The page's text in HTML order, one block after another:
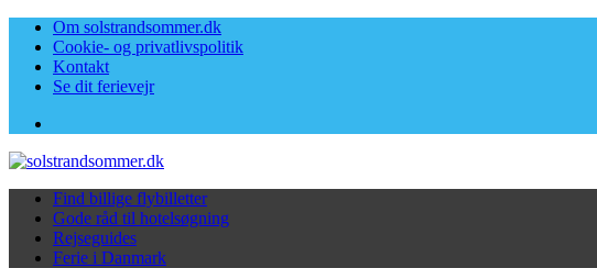
Om solstrandsommer.dk
Cookie- og privatlivspolitik
Kontakt
Se dit ferievejr
Find billige flybilletter
Gode råd til hotelsøgning
Rejseguides
Ferie i Danmark